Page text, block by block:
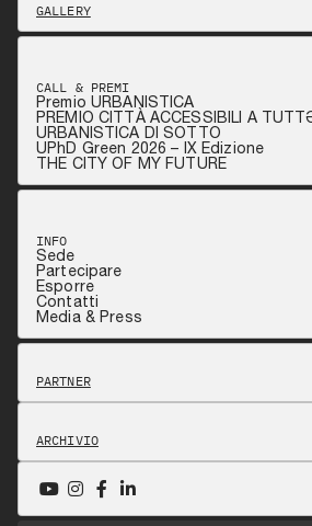
GALLERY
CALL & PREMI
Premio URBANISTICA
PREMIO CITTÀ ACCESSIBILI A
URBANISTICA DI SOTTO
UPhD Green 2026 – IX Edizione
THE CITY OF MY FUTURE
INFO
Sede
Partecipare
Esporre
Contatti
Media & Press
PARTNER
ARCHIVIO